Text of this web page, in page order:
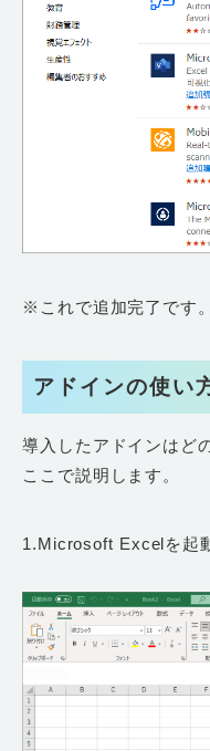
※これで追加完了です。
アドインの使い
導入したアドインはど
ここで説明します。
1.Microsoft Excelを起